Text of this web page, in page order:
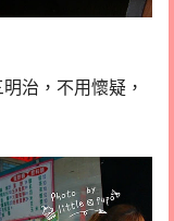
治，不用懷疑，